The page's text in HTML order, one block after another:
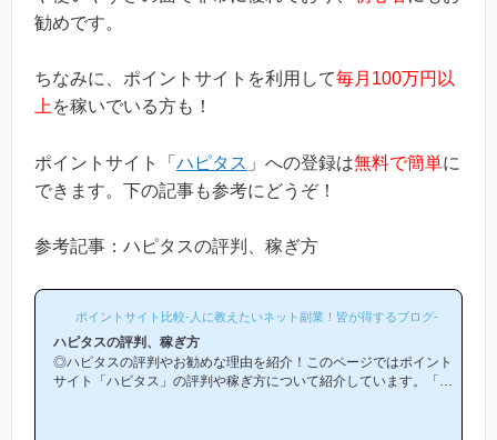
勧めです。
ちなみに、ポイントサイトを利用して毎月100万円以
上 を稼いでいる方も！
ポイントサイト「 ハピタス 」への登録は無料で簡単に
できます。下の記事も参考にどうぞ！
参考記事：ハピタスの評判、稼ぎ方
ポイントサイト比較-人に教えたいネット副業！皆が得するブログ-
ハピタスの評判、稼ぎ方
◎ハピタスの評判やお勧めな理由を紹介！このページではポイント
サイト「ハピタス」の評判や稼ぎ方について紹介しています。「ハ